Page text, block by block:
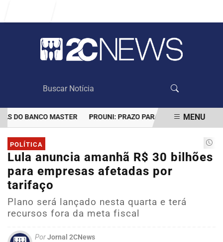
BANCO MASTER PROUNI: PRAZO PARA COMPROVAR
EM ALTA
MENU
POLÍTICA
Lula anuncia amanhã R$ 30 bilhões
para empresas afetadas por
tarifaço
Plano será lançado nesta quarta e terá
recursos fora da meta fiscal
PorJornal 2CNews